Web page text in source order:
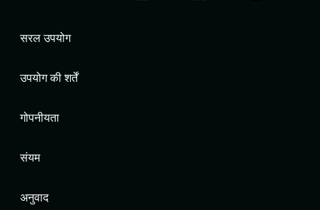
सरल उपयोग
उपयोग की शर्तें
गोपनीयता
संयम
अनुवाद